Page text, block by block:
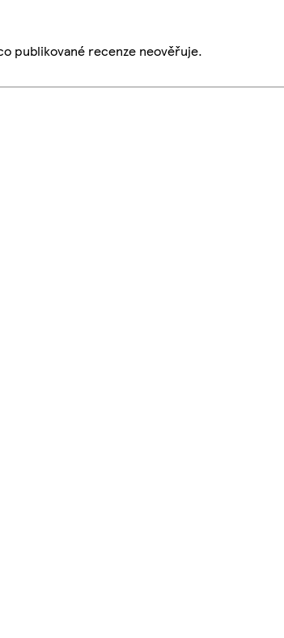
publikované recenze neověřuje.